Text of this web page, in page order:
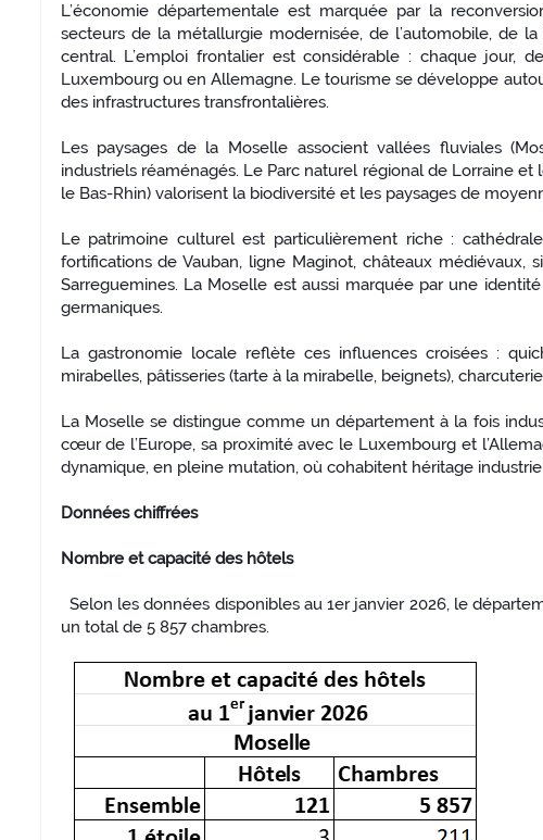
L’économie départementale est marquée par la
secteurs de la métallurgie modernisée, de l’automobile, de
central. L’emploi frontalier est considérable : chaque jour,
Luxembourg ou en Allemagne. Le tourisme se développe
des infrastructures transfrontalières.
Les paysages de la Moselle associent vallées fluviales
industriels réaménagés. Le Parc naturel régional de Lorraine
le Bas-Rhin) valorisent la biodiversité et les paysages de
Le patrimoine culturel est particulièrement riche :
fortifications de Vauban, ligne Maginot, châteaux
Sarreguemines. La Moselle est aussi marquée par une
germaniques.
La gastronomie locale reflète ces influences croisées :
mirabelles, pâtisseries (tarte à la mirabelle, beignets),
La Moselle se distingue comme un département à la fois
cœur de l’Europe, sa proximité avec le Luxembourg et
dynamique, en pleine mutation, où cohabitent héritage
Données chiffrées
Nombre et capacité des hôtels
Selon les données disponibles au 1er janvier 2026, le
un total de 5 857 chambres.